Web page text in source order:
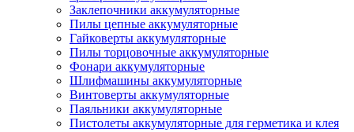
Заклепочники аккумуляторные
Пилы цепные аккумуляторные
Гайковерты аккумуляторные
Пилы торцовочные аккумуляторные
Фонари аккумуляторные
Шлифмашины аккумуляторные
Винтоверты аккумуляторные
Паяльники аккумуляторные
Пистолеты аккумуляторные для герметика и клея